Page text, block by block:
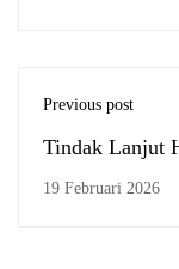
Previous post
Tindak Lanjut
Raker, FEBI
19 Februari 2026